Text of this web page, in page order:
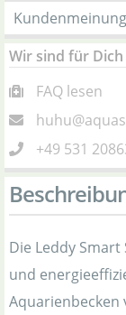
Wir sind für Dich
FAQ lesen
+49 531
Die Leddy
und
Aquarienbecken